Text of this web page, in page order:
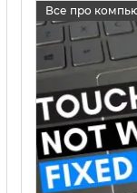
17 05 2025
Все про